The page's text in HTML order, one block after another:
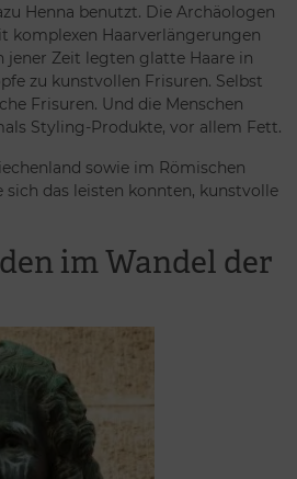
Henna benutzt. Die Archäologen
komplexen Haarverlängerungen
jener Zeit legten glatte Haare in
zu kunstvollen Frisuren. Selbst
Frisuren. Und die Menschen
Styling-Produkte, vor allem Fett.
sowie im Römischen
sich das leisten konnten, kunstvolle
im Wandel der